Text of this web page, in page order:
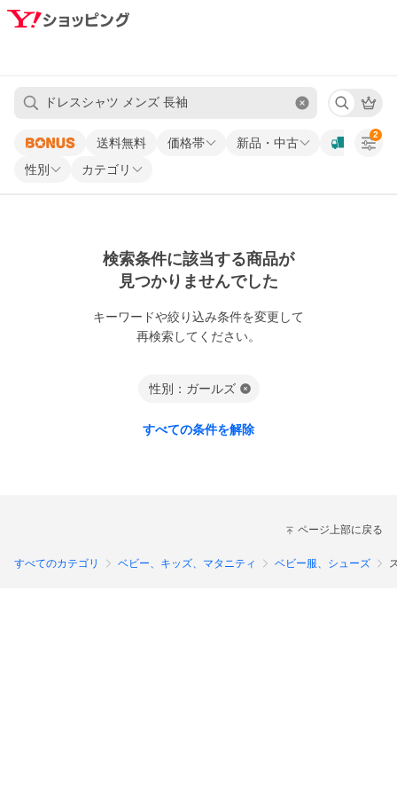
送料無料 価格帯
新品・中古
性別
カテゴリ
2
検索条件に該当する商品が
見つかりませんでした
キーワードや絞り込み条件を変更して
再検索してください。
性別：ガールズ
すべての条件を解除
ページ上部に戻る
すべてのカテゴリ ベビー、キッズ、マタニティ ベビー服、シューズ